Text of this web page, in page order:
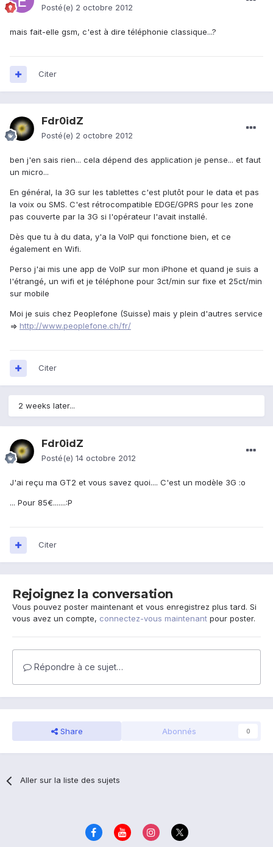
Posté(e) 2 octobre 2012
mais fait-elle gsm, c'est à dire téléphonie classique...?
Citer
Fdr0idZ
Posté(e) 2 octobre 2012
ben j'en sais rien... cela dépend des application je pense... et faut
un micro...
En général, la 3G sur les tablettes c'est plutôt pour le data et pas
la voix ou SMS. C'est rétrocompatible EDGE/GPRS pour les zone
pas couverte par la 3G si l'opérateur l'avait installé.
Dès que tu à du data, y'a la VoIP qui fonctione bien, et ce
également en Wifi.
Perso j'ai mis une app de VoIP sur mon iPhone et quand je suis a
l'étrangé, un wifi et je téléphone pour 3ct/min sur fixe et 25ct/min
sur mobile
Moi je suis chez Peoplefone (Suisse) mais y plein d'autres service
=> http://www.peoplefone.ch/fr/
Citer
2 weeks later...
Fdr0idZ
Posté(e) 14 octobre 2012
J'ai reçu ma GT2 et vous savez quoi.... C'est un modèle 3G :o
... Pour 85€.......:P
Citer
Rejoignez la conversation
Vous pouvez poster maintenant et vous enregistrez plus tard. Si
vous avez un compte, connectez-vous maintenant pour poster.
Répondre à ce sujet…
Share Abonnés 0
Aller sur la liste des sujets